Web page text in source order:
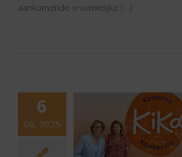
aankomende vrouwelijke [...]
6
08, 2025